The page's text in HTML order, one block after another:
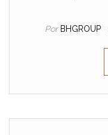
Por BHGROUP